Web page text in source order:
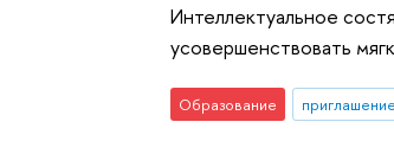
Интеллектуальное
усовершенствовать
Образование